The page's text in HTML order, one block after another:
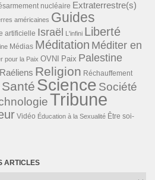
nucléaire Extraterrestre(s)
américaines Guides
artificielle Israël L'infini Liberté
Médias Méditation Méditer en
pour la Paix OVNI Paix Palestine
Raéliens Religion Réchauffement
Santé Science Société
Tribune
Vidéo Éducation à la Sexualité Être soi-
ARTICLES